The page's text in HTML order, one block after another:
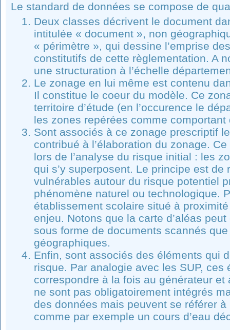
Le standard de données se compose de
Deux classes décrivent le document
intitulée « document », non
« périmètre », qui dessine l’emprise
constitutifs de cette règlementation. A
une structuration à l’échelle
Le zonage en lui même est contenu
Il constitue le coeur du modèle. Ce
territoire d’étude (en l’occurence le
les zones repérées comme comportant
Sont associés à ce zonage prescriptif
contribué à l’élaboration du zonage.
lors de l’analyse du risque initial : les
qui s’y superposent. Le principe est de
vulnérables autour du risque potentiel
phénomène naturel ou technologique.
établissement scolaire situé à
enjeu. Notons que la carte d’aléas
sous forme de documents scannés
géographiques.
Enfin, sont associés des éléments qui
risque. Par analogie avec les SUP, ces
correspondre à la fois au générateur et
ne sont pas obligatoirement intégrés
des données mais peuvent se référer
comme par exemple un cours d’eau